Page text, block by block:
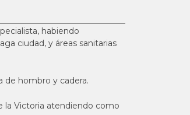
habiendo
ciudad, y áreas sanitarias
de hombro y cadera.
la Victoria atendiendo como